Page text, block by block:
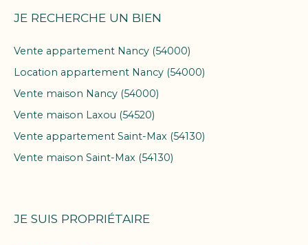
JE RECHERCHE UN BIEN
Vente appartement Nancy (54000)
Location appartement Nancy (54000)
Vente maison Nancy (54000)
Vente maison Laxou (54520)
Vente appartement Saint-Max (54130)
Vente maison Saint-Max (54130)
JE SUIS PROPRIÉTAIRE